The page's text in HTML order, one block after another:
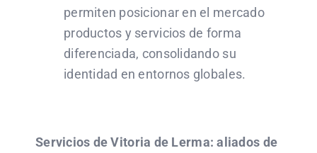
permiten posicionar en el mercado
productos y servicios de forma
diferenciada, consolidando su
identidad en entornos globales.
Servicios de Vitoria de Lerma: aliados de